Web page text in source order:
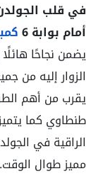
أمام بوابة 6
يضمن نجاحًا
الزوار إليه من
يقرب من أهم
طنطاوي كما
الراقية في
مميز طوال الوقت.